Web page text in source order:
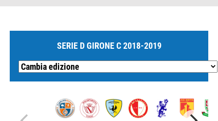
SERIE D GIRONE C 2018-2019